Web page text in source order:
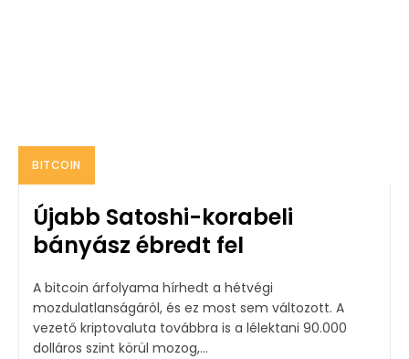
BITCOIN
Újabb Satoshi-korabeli
bányász ébredt fel
A bitcoin árfolyama hírhedt a hétvégi
mozdulatlanságáról, és ez most sem változott. A
vezető kriptovaluta továbbra is a lélektani 90.000
dolláros szint körül mozog,...